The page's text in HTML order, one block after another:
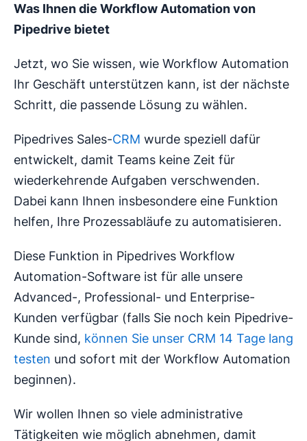
Was Ihnen die Workflow Automation von
Pipedrive bietet
Jetzt, wo Sie wissen, wie Workflow Automation
Ihr Geschäft unterstützen kann, ist der nächste
Schritt, die passende Lösung zu wählen.
Pipedrives Sales-CRM wurde speziell dafür
entwickelt, damit Teams keine Zeit für
wiederkehrende Aufgaben verschwenden.
Dabei kann Ihnen insbesondere eine Funktion
helfen, Ihre Prozessabläufe zu automatisieren.
Diese Funktion in Pipedrives Workflow
Automation-Software ist für alle unsere
Advanced-, Professional- und Enterprise-
Kunden verfügbar (falls Sie noch kein Pipedrive-
Kunde sind, können Sie unser CRM 14 Tage lang
testen und sofort mit der Workflow Automation
beginnen).
Wir wollen Ihnen so viele administrative
Tätigkeiten wie möglich abnehmen, damit